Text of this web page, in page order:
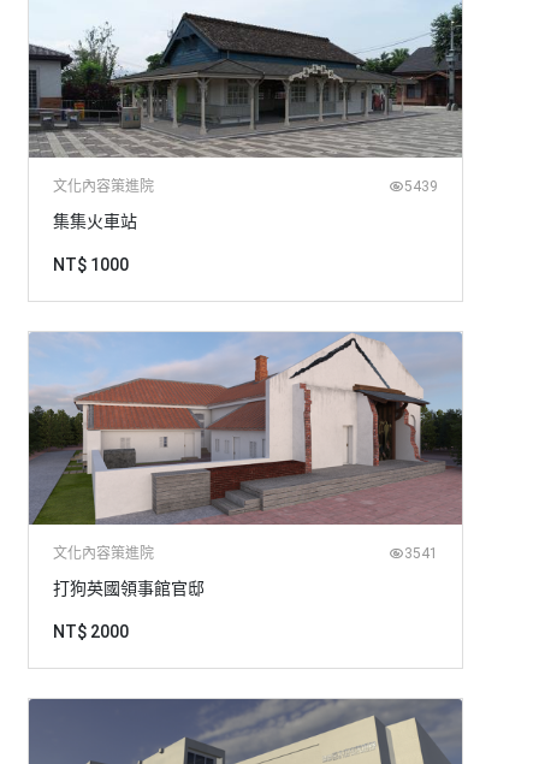
文化內容策進院 5439
集集火車站
NT$ 1000
文化內容策進院 3541
打狗英國領事館官邸
NT$ 2000